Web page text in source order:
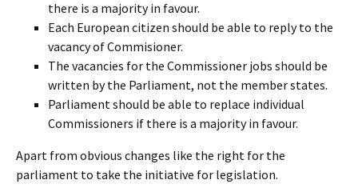
there is a majority in favour.
Each European citizen should be able to reply to the
vacancy of Commisioner.
The vacancies for the Commissioner jobs should be
written by the Parliament, not the member states.
Parliament should be able to replace individual
Commissioners if there is a majority in favour.
Apart from obvious changes like the right for the
parliament to take the initiative for legislation.